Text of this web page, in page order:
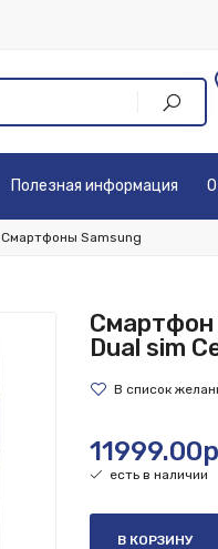
Полезная информация
Смартфоны Samsung
Смартфон
Dual sim
есть в наличии
В КОРЗИНУ